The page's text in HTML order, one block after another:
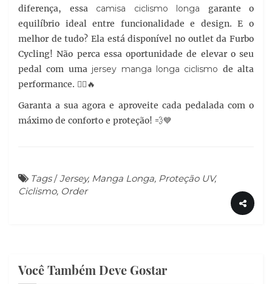
diferença, essa camisa ciclismo longa garante o
equilíbrio ideal entre funcionalidade e design. E o
melhor de tudo? Ela está disponível no outlet da Furbo
Cycling! Não perca essa oportunidade de elevar o seu
pedal com uma jersey manga longa ciclismo de alta
performance. 🚴‍♂️🔥
Garanta a sua agora e aproveite cada pedalada com o
máximo de conforto e proteção! 💨💙
Tags/Jersey, Manga Longa, Proteção UV,
Ciclismo, Order
Você Também Deve Gostar